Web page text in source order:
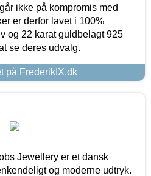
ikke på kompromis med
er derfor lavet i 100%
og 22 karat guldbelagt 925
se deres udvalg.
på FrederikIX.dk
Jewellery er et dansk
og moderne udtryk.